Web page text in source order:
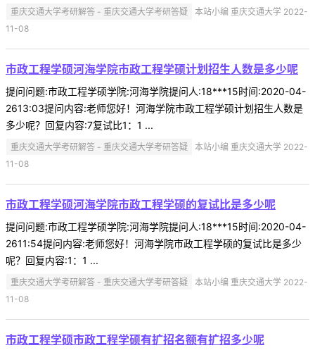
重庆交通大学考研解答 - 重庆交通大学考研答疑
本站小编 重庆交通大学 2022-
11-08
市政工程学硕河海学院市政工程学硕计划招生人数是多少呢
提问问题:市政工程学硕学院:河海学院提问人:18***15时间:2020-04-
2613:03提问内容:老师您好！河海学院市政工程学硕计划招生人数是
多少呢？回复内容:7复试比1：1 ...
重庆交通大学考研解答 - 重庆交通大学考研答疑
本站小编 重庆交通大学 2022-
11-08
市政工程学硕河海学院市政工程学硕的复试比是多少呢
提问问题:市政工程学硕学院:河海学院提问人:18***15时间:2020-04-
2611:54提问内容:老师您好！河海学院市政工程学硕的复试比是多少
呢？回复内容:1：1 ...
重庆交通大学考研解答 - 重庆交通大学考研答疑
本站小编 重庆交通大学 2022-
11-08
市政工程学硕市政工程学硕有扩招名额有扩招多少呢